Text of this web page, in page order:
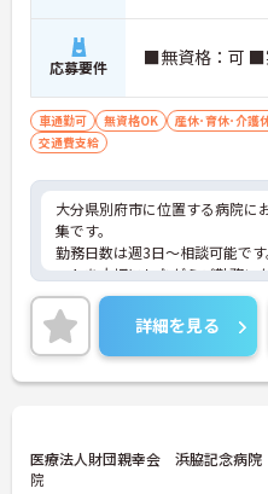
応募要件 ■無資格：可 ■
車通勤可 無資格OK 産休･育休･介護
交通費支給
大分県別府市に位置する病院に
集です。
勤務日数は週3日～相談可能で
ートを大切にしながらご勤務い
マイカー通勤が可能です。通勤
ご興味のある方には、面接対策
に詳細をご案内しますのでお気
い！
詳細を見る
医療法人財団親幸会 浜脇記念病院
院